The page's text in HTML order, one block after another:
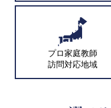
プロ家庭教師
訪問対応地域